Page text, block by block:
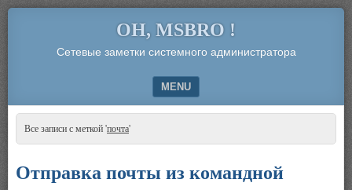
OH, MSBRO !
Сетевые заметки системного администратора
MENU
SKIP TO CONTENT
Все записи с меткой 'почта'
Отправка почты из командной